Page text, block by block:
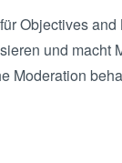
Objectives
und macht
Moderation